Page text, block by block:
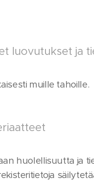
luovutukset ja
muille tahoille.
huolellisuutta ja